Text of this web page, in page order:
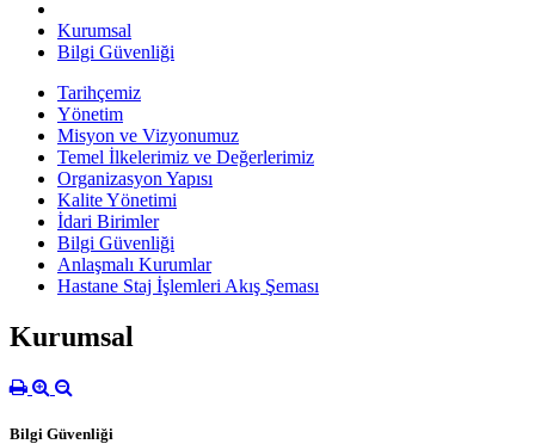
Kurumsal
Bilgi Güvenliği
Tarihçemiz
Yönetim
Misyon ve Vizyonumuz
Temel İlkelerimiz ve Değerlerimiz
Organizasyon Yapısı
Kalite Yönetimi
İdari Birimler
Bilgi Güvenliği
Anlaşmalı Kurumlar
Hastane Staj İşlemleri Akış Şeması
Kurumsal
Bilgi Güvenliği